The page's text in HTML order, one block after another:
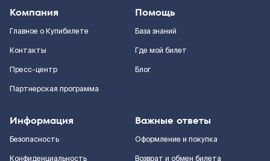
Компания
Главное о Купибилете
Контакты
Пресс-центр
Партнерская программа
Помощь
База знаний
Где мой билет
Блог
Информация
Безопасность
Конфиденциальность
Важные ответы
Оформление и покупка
Возврат и обмен билета